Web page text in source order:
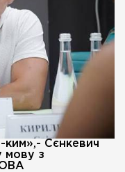
Сєнкевич
мову з
ОВА